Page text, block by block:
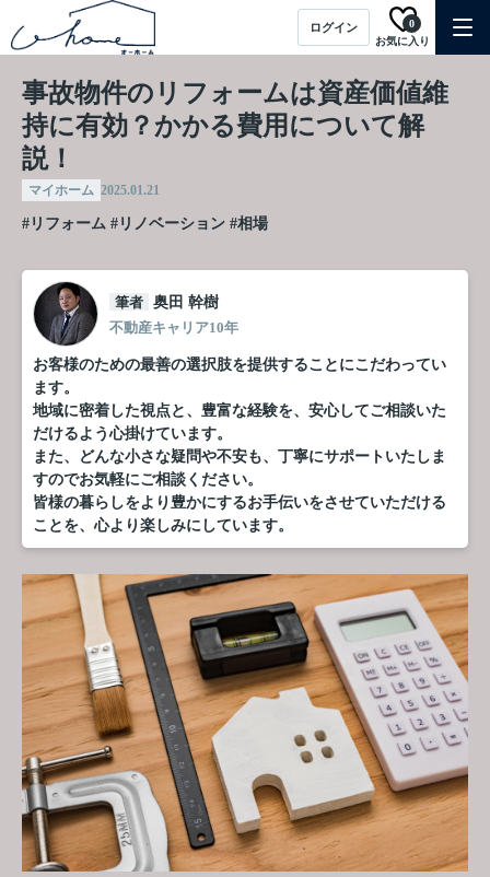
ログイン
お気に入り
0
事故物件のリフォームは資産価値維
持に有効？かかる費用について解
説！
マイホーム 2025.01.21
#リフォーム #リノベーション #相場
筆者 奥田 幹樹
不動産キャリア10年
お客様のための最善の選択肢を提供することにこだわってい
ます。
地域に密着した視点と、豊富な経験を、安心してご相談いた
だけるよう心掛けています。
また、どんな小さな疑問や不安も、丁寧にサポートいたしま
すのでお気軽にご相談ください。
皆様の暮らしをより豊かにするお手伝いをさせていただける
ことを、心より楽しみにしています。